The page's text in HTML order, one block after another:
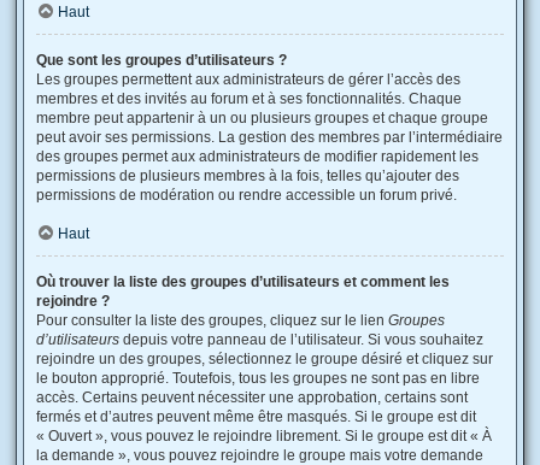
Haut
Que sont les groupes d’utilisateurs ?
Les groupes permettent aux administrateurs de gérer l’accès des
membres et des invités au forum et à ses fonctionnalités. Chaque
membre peut appartenir à un ou plusieurs groupes et chaque groupe
peut avoir ses permissions. La gestion des membres par l’intermédiaire
des groupes permet aux administrateurs de modifier rapidement les
permissions de plusieurs membres à la fois, telles qu’ajouter des
permissions de modération ou rendre accessible un forum privé.
Haut
Où trouver la liste des groupes d’utilisateurs et comment les
rejoindre ?
Pour consulter la liste des groupes, cliquez sur le lien Groupes
d’utilisateurs depuis votre panneau de l’utilisateur. Si vous souhaitez
rejoindre un des groupes, sélectionnez le groupe désiré et cliquez sur
le bouton approprié. Toutefois, tous les groupes ne sont pas en libre
accès. Certains peuvent nécessiter une approbation, certains sont
fermés et d’autres peuvent même être masqués. Si le groupe est dit
« Ouvert », vous pouvez le rejoindre librement. Si le groupe est dit « À
la demande », vous pouvez rejoindre le groupe mais votre demande